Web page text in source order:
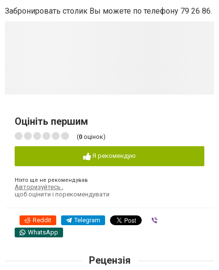
Забронировать столик Вы можете по телефону 79 26 86.
Оцініть першим
(0 оцінок)
Я рекомендую
Ніхто ще не рекомендував
Авторизуйтесь
щоб оцінити і порекомендувати
Reddit Telegram
WhatsApp
Рецензія